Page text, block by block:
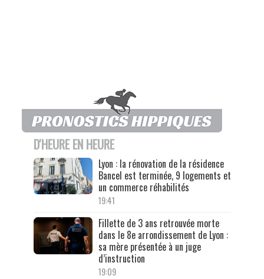
D'HEURE EN HEURE
Lyon : la rénovation de la résidence
Bancel est terminée, 9 logements et
un commerce réhabilités
19:41
Fillette de 3 ans retrouvée morte
dans le 8e arrondissement de Lyon :
sa mère présentée à un juge
d’instruction
19:09